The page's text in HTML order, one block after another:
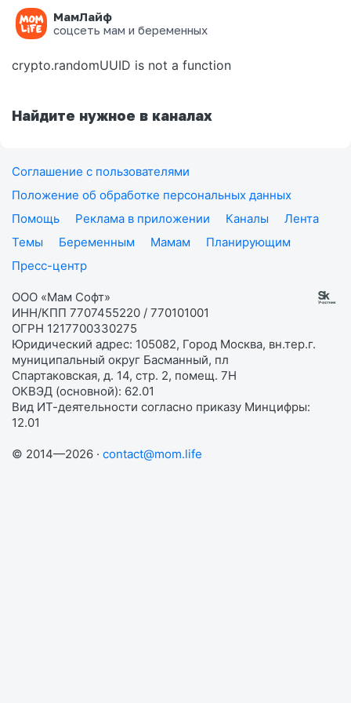
МамЛайф
соцсеть мам и беременных
Ошибка на странице
crypto.randomUUID is not a function
Найдите нужное в каналах
Соглашение с пользователями
Положение об обработке персональных данных
Помощь
Реклама в приложении Каналы
Лента
Темы
Беременным Мамам
Планирующим
Пресс-центр
ООО «Мам Софт»
ИНН/КПП 7707455220 / 770101001
ОГРН 1217700330275
Юридический адрес: 105082, Город Москва, вн.тер.г.
муниципальный округ Басманный, пл
Спартаковская, д. 14, стр. 2, помещ. 7Н
ОКВЭД (основной): 62.01
Вид ИТ-деятельности согласно приказу Минцифры:
12.01
© 2014—2026 · contact@mom.life